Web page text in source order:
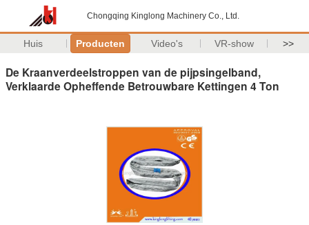
Chongqing Kinglong Machinery Co., Ltd.
Huis Producten Video's VR-show >>
De Kraanverdeelstroppen van de pijpsingelband,
Verklaarde Opheffende Betrouwbare Kettingen 4 Ton